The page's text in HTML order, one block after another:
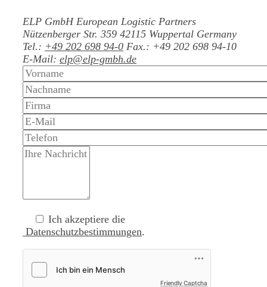
ELP GmbH European Logistic Partners
Nützenberger Str. 359 42115 Wuppertal Germany
Tel.: +49 202 698 94-0 Fax.: +49 202 698 94-10
E-Mail: elp@elp-gmbh.de
Ich akzeptiere die
Datenschutzbestimmungen.
Friendly Captcha